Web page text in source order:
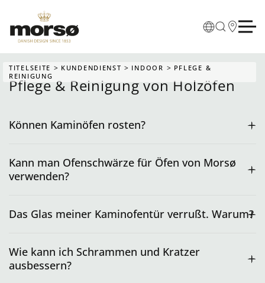
Skip to main content
TITELSEITE KUNDENDIENST INDOOR
PFLEGE &
REINIGUNG
Pflege & Reinigung von Holzöfen
Können Kaminöfen rosten?
Kann man Ofenschwärze für Öfen von Morsø
verwenden?
Das Glas meiner Kaminofentür verrußt. Warum?
Wie kann ich Schrammen und Kratzer
ausbessern?